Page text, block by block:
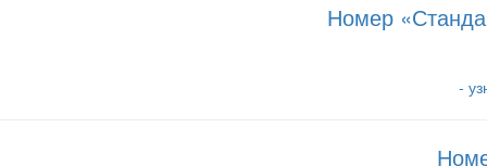
Номер
-